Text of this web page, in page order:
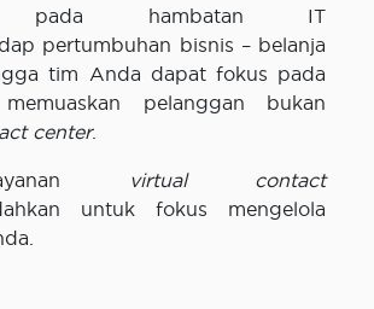
pada hambatan IT
pertumbuhan bisnis – belanja
tim Anda dapat fokus pada
pelanggan bukan
center.
virtual contact
untuk fokus mengelola